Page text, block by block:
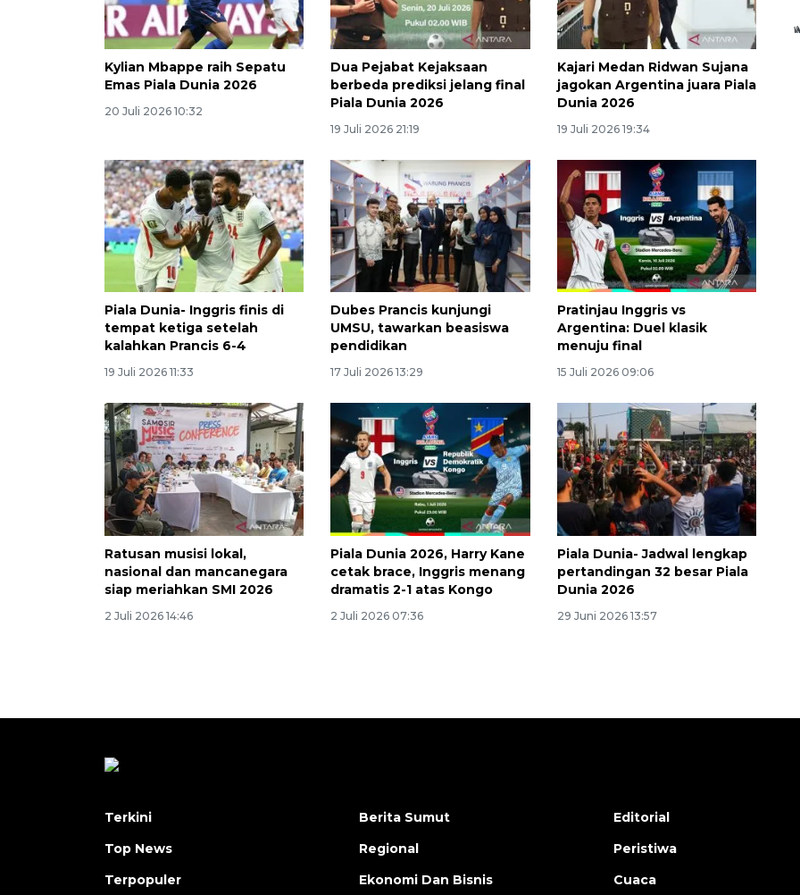
Kylian Mbappe raih Sepatu
Emas Piala Dunia 2026
20 Juli 2026 10:32
Dua Pejabat Kejaksaan
berbeda prediksi jelang final
Piala Dunia 2026
19 Juli 2026 21:19
Kajari Medan Ridwan Sujana
jagokan Argentina juara Piala
Dunia 2026
19 Juli 2026 19:34
Piala Dunia- Inggris finis di
tempat ketiga setelah
kalahkan Prancis 6-4
19 Juli 2026 11:33
Dubes Prancis kunjungi
UMSU, tawarkan beasiswa
pendidikan
17 Juli 2026 13:29
Pratinjau Inggris vs
Argentina: Duel klasik
menuju final
15 Juli 2026 09:06
Ratusan musisi lokal,
nasional dan mancanegara
siap meriahkan SMI 2026
2 Juli 2026 14:46
Piala Dunia 2026, Harry Kane
cetak brace, Inggris menang
dramatis 2-1 atas Kongo
2 Juli 2026 07:36
Piala Dunia- Jadwal lengkap
pertandingan 32 besar Piala
Dunia 2026
29 Juni 2026 13:57
Ekspedisi Rupiah Berdaulat
2026 sambangi Papua
2026-08-06 13:15:00
Terkini
Top News
Terpopuler
Berita Sumut
Regional
Ekonomi Dan Bisnis
Editorial
Peristiwa
Cuaca